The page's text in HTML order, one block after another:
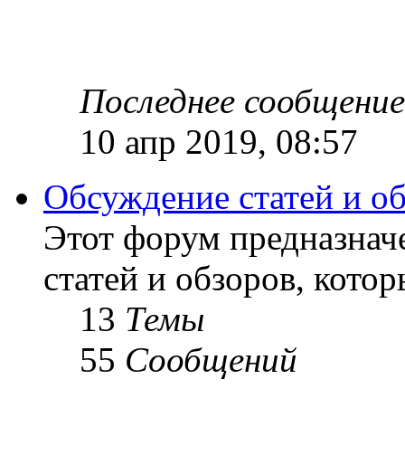
Последнее сообщение
10 апр 2019, 08:57
Обсуждение статей и
Этот форум
статей и обзоров,
13 Темы
55 Сообщений